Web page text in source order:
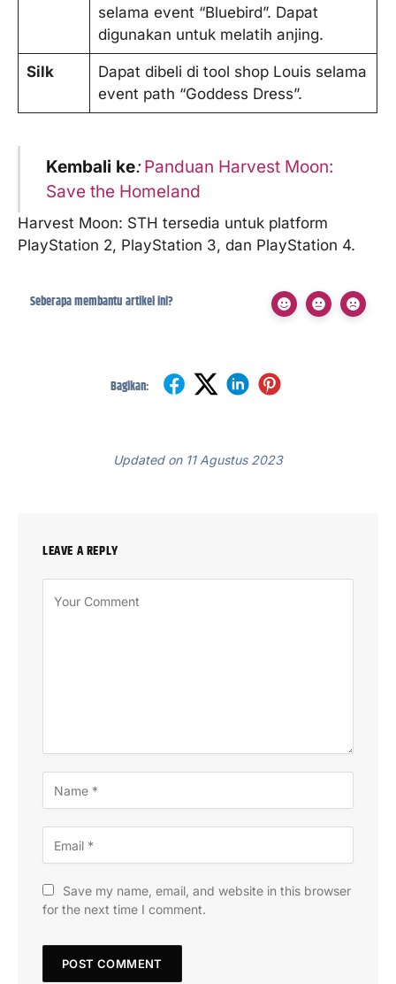
selama event “Bluebird”. Dapat
digunakan untuk melatih anjing.
Silk
Dapat dibeli di tool shop Louis selama
event path “Goddess Dress”.
Kembali ke: Panduan Harvest Moon:
Save the Homeland
Harvest Moon: STH tersedia untuk platform
PlayStation 2, PlayStation 3, dan PlayStation 4.
Seberapa membantu artikel ini?
Bagikan:
Updated on 11 Agustus 2023
LEAVE A REPLY
Save my name, email, and website in this browser
for the next time I comment.